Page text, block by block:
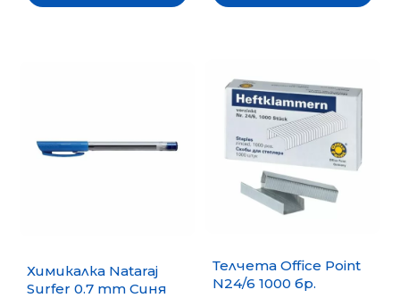
Химикалка Nataraj
Surfer 0.7 mm Синя
Телчета Office Point
N24/6 1000 бр.